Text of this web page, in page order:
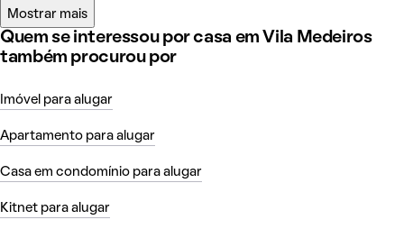
Mostrar mais
Quem se interessou por casa em Vila Medeiros
também procurou por
Imóvel para alugar
Apartamento para alugar
Casa em condomínio para alugar
Kitnet para alugar